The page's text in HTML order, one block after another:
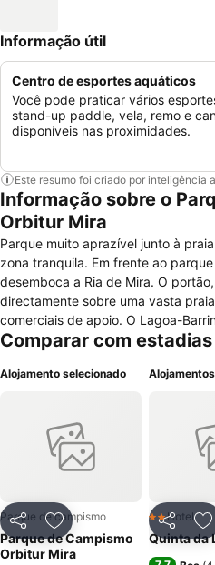
Informação útil
Centro de esportes aquáticos
Você pode praticar vários
stand-up paddle, vela, remo e
disponíveis nas proximidades.
Este resumo foi criado por inteligência
Informação sobre o
Orbitur Mira
Parque muito aprazível junto à
zona tranquila. Em frente ao
desemboca a Ria de Mira. O
directamente sobre uma vasta
comerciais de apoio. O Lagoa-
do windsurf, vela, ski aquático ou
Comparar com
Alojamento selecionado
PartilharAdicionar aos favoritos
Parque de campismo
Parque de Campismo
Orbitur Mira
Partilhar
2 Estrelas
Hotel
Quinta da